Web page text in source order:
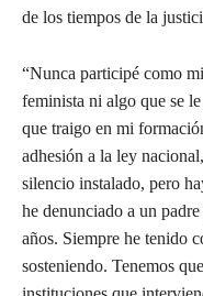
de los tiempos de la
“Nunca participé como
feminista ni algo que se
que traigo en mi
adhesión a la ley
silencio instalado, pero
he denunciado a un
años. Siempre he tenido
sosteniendo. Tenemos